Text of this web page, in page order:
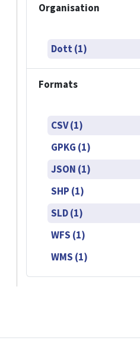
Organisation
Dott (1)
Formats
CSV (1)
GPKG (1)
JSON (1)
SHP (1)
SLD (1)
WFS (1)
WMS (1)